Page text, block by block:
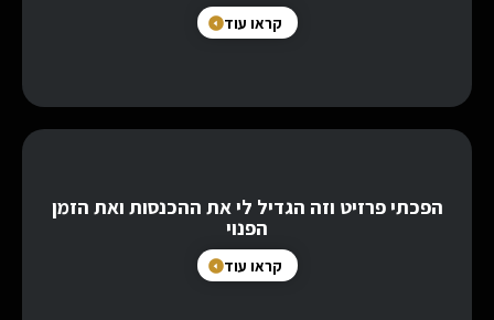
קראו עוד
הפכתי פרזיט וזה הגדיל לי את ההכנסות ואת הזמן
הפנוי
קראו עוד